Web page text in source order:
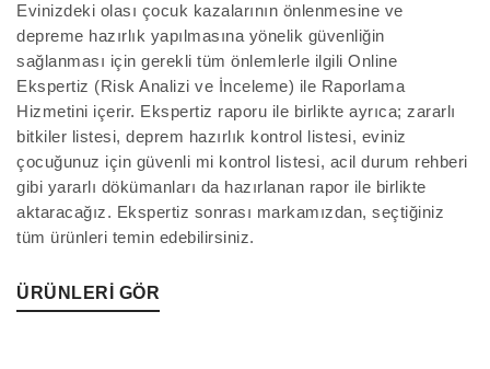
Evinizdeki olası çocuk kazalarının önlenmesine ve
depreme hazırlık yapılmasına yönelik güvenliğin
sağlanması için gerekli tüm önlemlerle ilgili Online
Ekspertiz (Risk Analizi ve İnceleme) ile Raporlama
Hizmetini içerir. Ekspertiz raporu ile birlikte ayrıca; zararlı
bitkiler listesi, deprem hazırlık kontrol listesi, eviniz
çocuğunuz için güvenli mi kontrol listesi, acil durum rehberi
gibi yararlı dökümanları da hazırlanan rapor ile birlikte
aktaracağız. Ekspertiz sonrası markamızdan, seçtiğiniz
tüm ürünleri temin edebilirsiniz.
ÜRÜNLERİ GÖR